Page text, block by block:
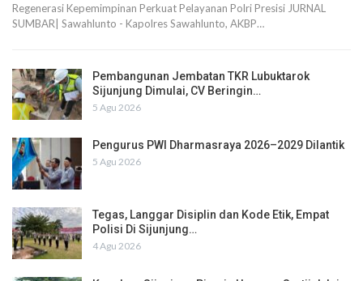
Regenerasi Kepemimpinan Perkuat Pelayanan Polri Presisi JURNAL
SUMBAR| Sawahlunto - Kapolres Sawahlunto, AKBP…
Pembangunan Jembatan TKR Lubuktarok
Sijunjung Dimulai, CV Beringin…
5 Agu 2026
Pengurus PWI Dharmasraya 2026–2029 Dilantik
5 Agu 2026
Tegas, Langgar Disiplin dan Kode Etik, Empat
Polisi Di Sijunjung…
4 Agu 2026